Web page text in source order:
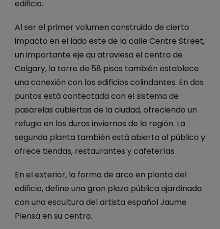
edificio.
Al ser el primer volumen construido de cierto
impacto en el lado este de la calle Centre Street,
un importante eje qu atraviesa el centro de
Calgary, la torre de 58 pisos también establece
una conexión con los edificios colindantes. En dos
puntos está contectada con el sistema de
pasarelas cubiertas de la ciudad, ofreciendo un
refugio en los duros inviernos de la región. La
segunda planta también está abierta al público y
ofrece tiendas, restaurantes y cafeterías.
En el exterior, la forma de arco en planta del
edificio, define una gran plaza pública ajardinada
con una escultura del artista español Jaume
Plensa en su centro.